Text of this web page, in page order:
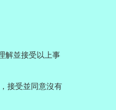
解並接受以上事
接受並同意沒有